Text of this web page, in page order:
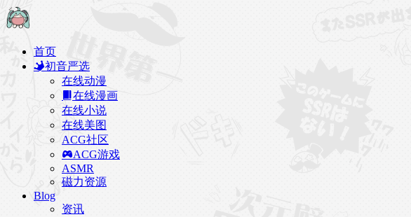
首页
初音严选
在线动漫
在线漫画
在线小说
在线美图
ACG社区
ACG游戏
ASMR
磁力资源
Blog
资讯